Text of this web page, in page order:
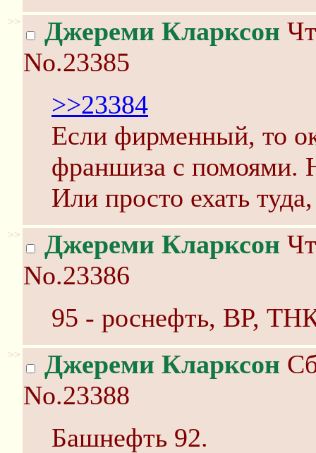
>> Джереми Кларксон
No.23385
>>23384
Если фирменный, то
франшиза с помоями.
Или просто ехать
>> Джереми Кларксон
No.23386
95 - роснефть, BP,
>> Джереми Кларксон
No.23388
Башнефть 92.